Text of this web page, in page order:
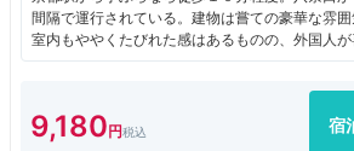
間隔で運行されている。建物は嘗ての豪華な雰囲
室内もややくたびれた感はあるものの、外国人が
雰囲気。無料のミネラルウォーターが２本置い
9,180 宿